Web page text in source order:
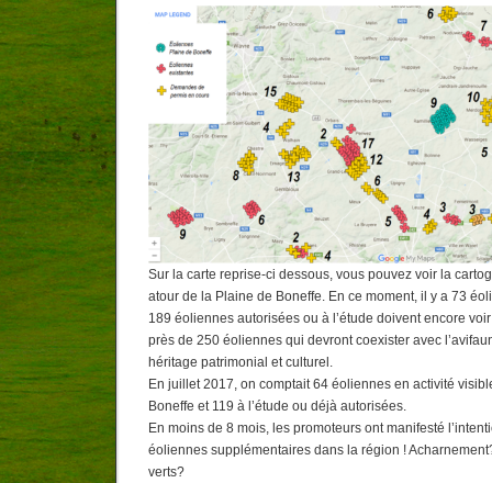
Sur la carte reprise-ci dessous, vous pouvez voir la
atour de la Plaine de Boneffe. En ce moment, il y a 73
189 éoliennes autorisées ou à l’étude doivent encore
près de 250 éoliennes qui devront coexister avec
héritage patrimonial et culturel.
En juillet 2017, on comptait 64 éoliennes en activité
Boneffe et 119 à l’étude ou déjà autorisées.
En moins de 8 mois, les promoteurs ont manifesté
éoliennes supplémentaires dans la région !
verts?